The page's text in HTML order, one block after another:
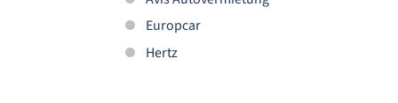
Europcar
Hertz